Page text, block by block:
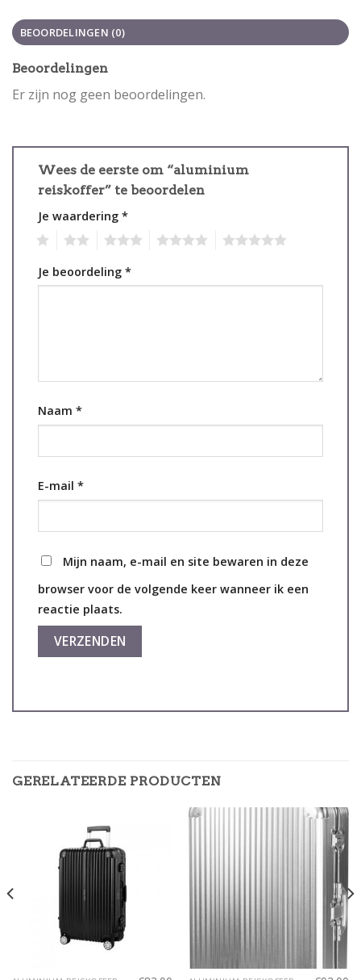
BEOORDELINGEN (0)
Beoordelingen
Er zijn nog geen beoordelingen.
Wees de eerste om “aluminium
reiskoffer” te beoordelen
Je waardering *
Je beoordeling *
Naam *
E-mail *
Mijn naam, e-mail en site bewaren in deze
browser voor de volgende keer wanneer ik een
reactie plaats.
GERELATEERDE PRODUCTEN